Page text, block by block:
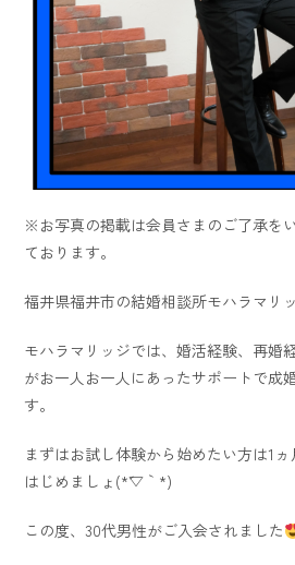
※お写真の掲載は会員さまのご了承を
ております。
福井県福井市の結婚相談所モハラマリ
モハラマリッジでは、婚活経験、再婚
がお一人お一人にあったサポートで成
す。
まずはお試し体験から始めたい方は1
はじめましょ(*´▽｀*)
この度、30代男性がご入会されました